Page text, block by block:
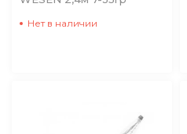
Нет в наличии